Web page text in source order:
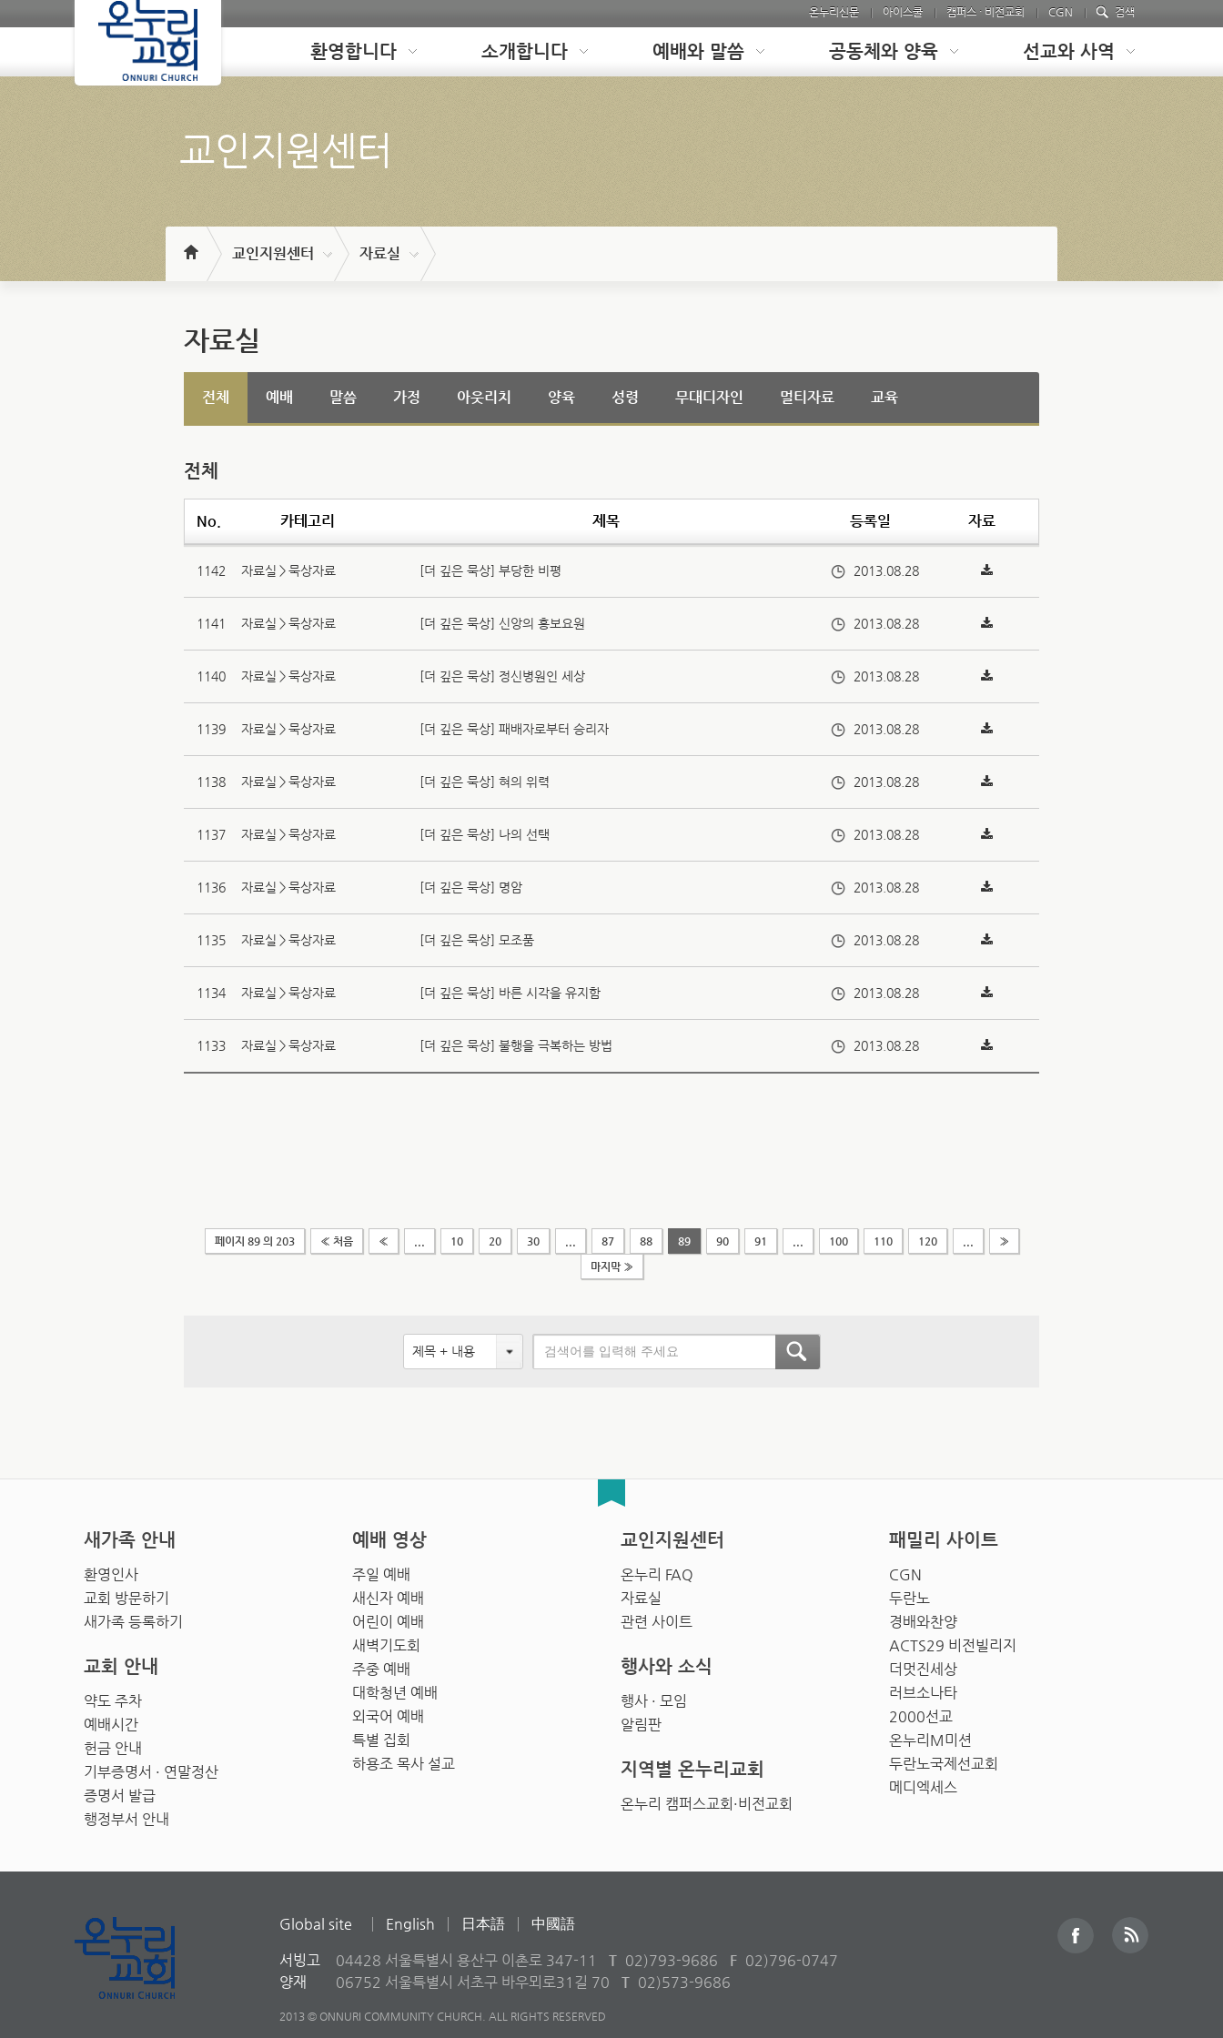
온누리신문 아이스쿨 캠퍼스 · 비전교회 CGN 검색
Loading 환영합니다 소개합니다 예배와 말씀 공동체와 양육 선교와 사역
교인지원센터
교인지원센터 자료실
자료실
전체 예배 말씀 가정 아웃리치 양육 성령 무대디자인 멀티자료 교육
전체
No. 카테고리 제목 등록일 자료
1142 자료실＞묵상자료 [더 깊은 묵상] 부당한 비평 2013.08.28
1141 자료실＞묵상자료 [더 깊은 묵상] 신앙의 홍보요원 2013.08.28
1140 자료실＞묵상자료 [더 깊은 묵상] 정신병원인 세상 2013.08.28
1139 자료실＞묵상자료 [더 깊은 묵상] 패배자로부터 승리자 2013.08.28
1138 자료실＞묵상자료 [더 깊은 묵상] 혀의 위력 2013.08.28
1137 자료실＞묵상자료 [더 깊은 묵상] 나의 선택 2013.08.28
1136 자료실＞묵상자료 [더 깊은 묵상] 명암 2013.08.28
1135 자료실＞묵상자료 [더 깊은 묵상] 모조품 2013.08.28
1134 자료실＞묵상자료 [더 깊은 묵상] 바른 시각을 유지함 2013.08.28
1133 자료실＞묵상자료 [더 깊은 묵상] 불행을 극복하는 방법 2013.08.28
페이지 89 의 203 « 처음 « 10 20 30 87 88 89 90 91 100 110 120
»
마지막 »
제목 + 내용
새가족 안내
환영인사
교회 방문하기
새가족 등록하기
예배 영상
주일 예배
새신자 예배
어린이 예배
새벽기도회
주중 예배
대학청년 예배
외국어 예배
특별 집회
하용조 목사 설교
교인지원센터
온누리 FAQ
자료실
관련 사이트
패밀리 사이트
CGN
두란노
경배와찬양
ACTS29 비전빌리지
더멋진세상
러브소나타
2000선교
온누리M미션
두란노국제선교회
메디엑세스
교회 안내
약도 주차
예배시간
헌금 안내
기부증명서 · 연말정산
증명서 발급
행정부서 안내
행사와 소식
행사 · 모임
알림판
지역별 온누리교회
온누리 캠퍼스교회·비전교회
Global site English 日本語 中國語
서빙고 04428 서울특별시 용산구 이촌로 347-11 T 02)793-9686 F 02)796-0747
양재
06752 서울특별시 서초구 바우뫼로31길 70 T 02)573-9686
2013 © ONNURI COMMUNITY CHURCH. ALL RIGHTS RESERVED